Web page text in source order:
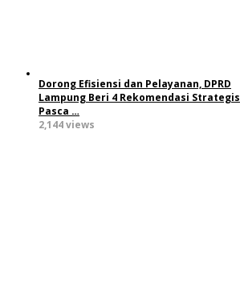
Dorong Efisiensi dan Pelayanan, DPRD
Lampung Beri 4 Rekomendasi Strategis
Pasca …
2,144 views